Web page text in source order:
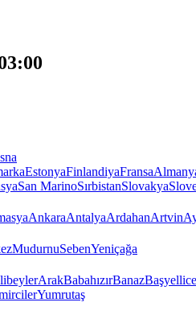
EstonyaFinlandiyaFransa
San MarinoSırbistanSlovakya
AnkaraAntalyaArdahanArtvin
MudurnuSebenYeniçağa
ArakBabahızırBanazBaşyellice
Yumrutaş